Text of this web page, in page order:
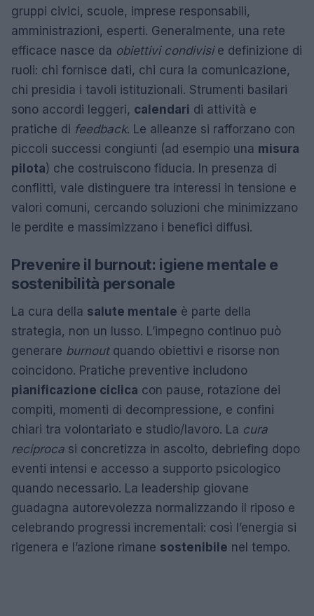
gruppi civici, scuole, imprese responsabili,
amministrazioni, esperti. Generalmente, una rete
efficace nasce da obiettivi condivisie definizione di
ruoli: chi fornisce dati, chi cura la comunicazione,
chi presidia i tavoli istituzionali. Strumenti basilari
sono accordi leggeri, calendari di attività e
pratiche di feedback. Le alleanze si rafforzano con
piccoli successi congiunti (ad esempio una misura
pilota) che costruiscono fiducia. In presenza di
conflitti, vale distinguere tra interessi in tensione e
valori comuni, cercando soluzioni che minimizzano
le perdite e massimizzano i benefici diffusi.
Prevenire il burnout: igiene mentale e
sostenibilità personale
La cura della salute mentale è parte della
strategia, non un lusso. L’impegno continuo può
generare burnoutquando obiettivi e risorse non
coincidono. Pratiche preventive includono
pianificazione ciclica con pause, rotazione dei
compiti, momenti di decompressione, e confini
chiari tra volontariato e studio/lavoro. La cura
reciproca si concretizza in ascolto, debriefing dopo
eventi intensi e accesso a supporto psicologico
quando necessario. La leadership giovane
guadagna autorevolezza normalizzando il riposo e
celebrando progressi incrementali: così l’energia si
rigenera e l’azione rimane sostenibile nel tempo.